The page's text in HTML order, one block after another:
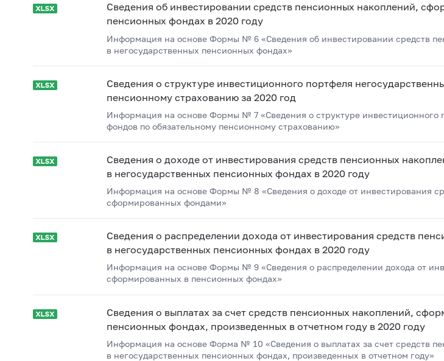
Сведения об инвестировании средств пенсионных накоплений,
пенсионных фондах в 2020 году
Информация на основе Формы № 6 «Сведения об инвестировании средств
в негосударственных пенсионных фондах»
Сведения о структуре инвестиционного портфеля
пенсионному страхованию за 2020 год
Информация на основе Формы № 7 «Сведения о структуре инвестиционного
фондов по обязательному пенсионному страхованию»
Сведения о доходе от инвестирования средств пенсионных
в негосударственных пенсионных фондах в 2020 году
Информация на основе Формы № 8 «Сведения о доходе от инвестирования
сформированных фондами»
Сведения о распределении дохода от инвестирования средств
в негосударственных пенсионных фондах в 2020 году
Информация на основе Формы № 9 «Сведения о распределении дохода от
сформированных в пенсионных фондах»
Сведения о выплатах за счет средств пенсионных накоплений,
пенсионных фондах, произведенных в отчетном году в 2020 году
Информация на основе Форма № 10 «Сведения о выплатах за счет средств
в негосударственных пенсионных фондах, произведенных в отчетном году»